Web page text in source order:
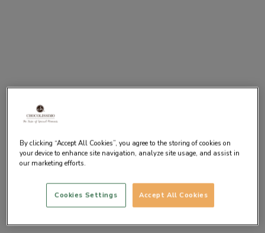
By clicking “Accept All Cookies”, you agree to the storing of cookies on
your device to enhance site navigation, analyze site usage, and assist in
our marketing efforts.
Accept All Cookies
Cookies Settings